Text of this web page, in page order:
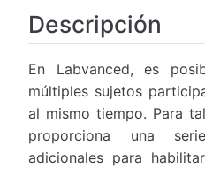
Descripción
En Labvanced, es
múltiples sujetos
al mismo tiempo. Para
proporciona una
adicionales para